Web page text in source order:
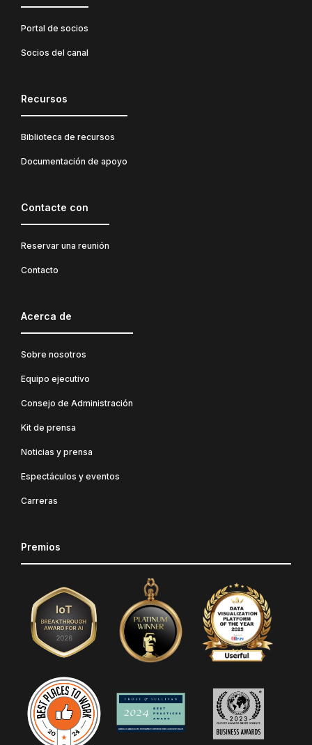
Portal de socios
Socios del canal
Recursos
Biblioteca de recursos
Documentación de apoyo
Contacte con
Reservar una reunión
Contacto
Acerca de
Sobre nosotros
Equipo ejecutivo
Consejo de Administración
Kit de prensa
Noticias y prensa
Espectáculos y eventos
Carreras
Premios